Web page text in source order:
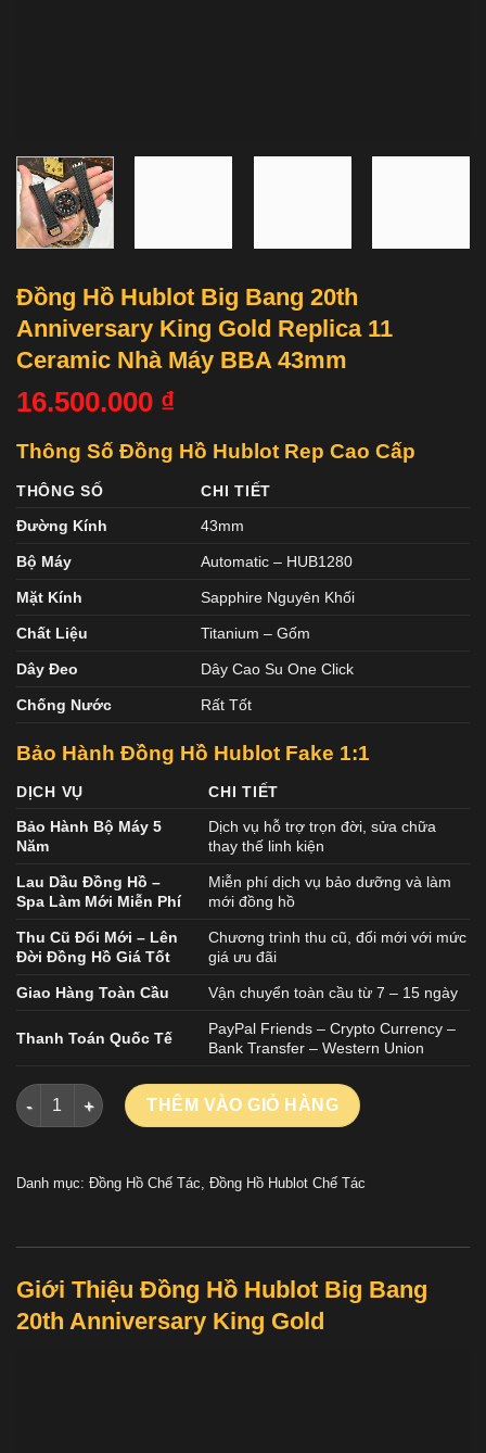
Đồng Hồ Hublot Big Bang 20th
Anniversary King Gold Replica 11
Ceramic Nhà Máy BBA 43mm
16.500.000 ₫
Thông Số Đồng Hồ Hublot Rep Cao Cấp
THÔNG SỐ
CHI TIẾT
Đường Kính
43mm
Bộ Máy Automatic – HUB1280
Mặt Kính Sapphire Nguyên Khối
Chất Liệu Titanium – Gốm
Dây Đeo Dây Cao Su One Click
Chống Nước Rất Tốt
Bảo Hành Đồng Hồ Hublot Fake 1:1
DỊCH VỤ
CHI TIẾT
Bảo Hành Bộ Máy 5
Năm
Dịch vụ hỗ trợ trọn đời, sửa chữa
thay thế linh kiện
Lau Dầu Đồng Hồ –
Spa Làm Mới Miễn Phí
Miễn phí dịch vụ bảo dưỡng và làm
mới đồng hồ
Thu Cũ Đổi Mới – Lên
Đời Đồng Hồ Giá Tốt
Chương trình thu cũ, đổi mới với mức
giá ưu đãi
Giao Hàng Toàn Cầu Vận chuyển toàn cầu từ 7 – 15 ngày
Thanh Toán Quốc Tế
PayPal Friends – Crypto Currency –
Bank Transfer – Western Union
Đồng Hồ Hublot Big Bang 20th Anniversary King Gold Replica
THÊM VÀO GIỎ HÀNG
Danh mục: Đồng Hồ Chế Tác, Đồng Hồ Hublot Chế Tác
Giới Thiệu Đồng Hồ Hublot Big Bang
20th Anniversary King Gold